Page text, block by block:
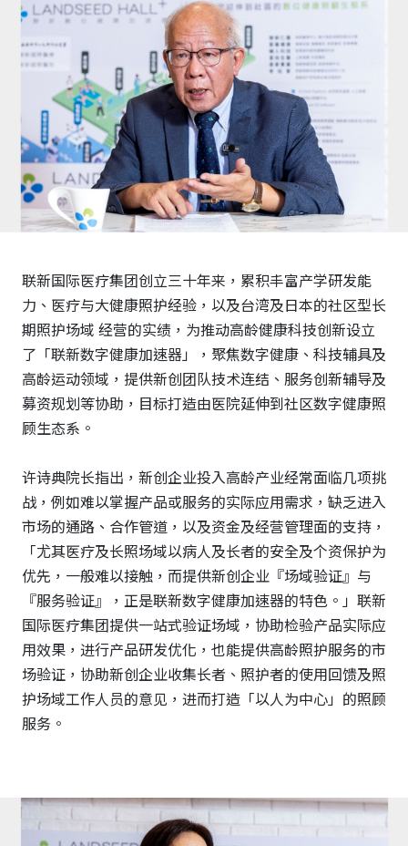
联新国际医疗集团创立三十年来，累积丰富产学研发能
力、医疗与大健康照护经验，以及台湾及日本的社区型长
期照护场域 经营的实绩，为推动高龄健康科技创新设立
了「联新数字健康加速器」，聚焦数字健康、科技辅具及
高龄运动领域，提供新创团队技术连结、服务创新辅导及
募资规划等协助，目标打造由医院延伸到社区数字健康照
顾生态系。
许诗典院长指出，新创企业投入高龄产业经常面临几项挑
战，例如难以掌握产品或服务的实际应用需求，缺乏进入
市场的通路、合作管道，以及资金及经营管理面的支持，
「尤其医疗及长照场域以病人及长者的安全及个资保护为
优先，一般难以接触，而提供新创企业『场域验证』与
『服务验证』，正是联新数字健康加速器的特色。」联新
国际医疗集团提供一站式验证场域，协助检验产品实际应
用效果，进行产品研发优化，也能提供高龄照护服务的市
场验证，协助新创企业收集长者、照护者的使用回馈及照
护场域工作人员的意见，进而打造「以人为中心」的照顾
服务。